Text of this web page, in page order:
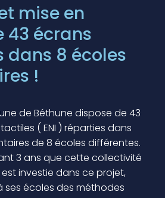
mise en
43 écrans
dans 8 écoles
!
de Béthune dispose de 43
( ENI ) réparties dans
de 8 écoles différentes.
3 ans que cette collectivité
investie dans ce projet,
ses écoles des méthodes